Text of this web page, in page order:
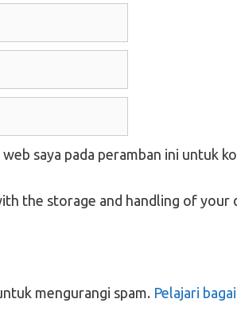
web saya pada peramban ini untuk
the storage and handling of your
mengurangi spam. Pelajari